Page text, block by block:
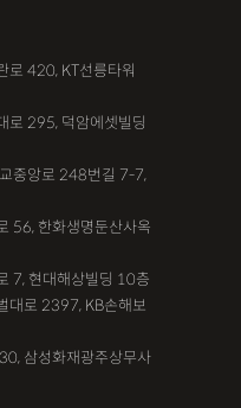
로 420, KT선릉타워
로 295, 덕암에셋빌딩
중앙로 248번길 7-7,
56, 한화생명둔산사옥
7, 현대해상빌딩 10층
대로 2397, KB손해보
삼성화재광주상무사